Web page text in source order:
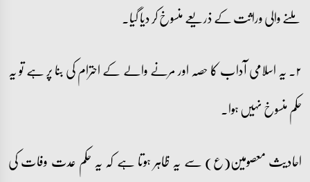
ملنے والی وراثت کے ذریعے منسوخ کر دیا گیا۔
۲۔ یہ اسلامی آداب کا حصہ اور مرنے والے کے احترام کی بنا پر ہے تو یہ
حکم منسوخ نہیں ہوا۔
احادیث معصومین(ع) سے یہ ظاہر ہوتا ہے کہ یہ حکم عدت وفات کی